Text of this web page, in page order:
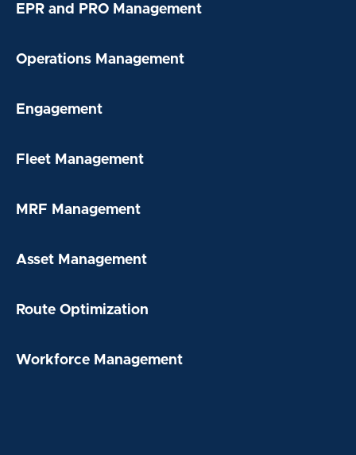
EPR and PRO Management
Operations Management
Engagement
Fleet Management
MRF Management
Asset Management
Route Optimization
Workforce Management